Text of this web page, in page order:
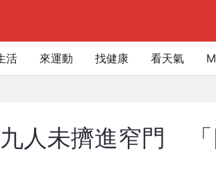
活 來運動 找健康 看天氣
人未擠進窄門